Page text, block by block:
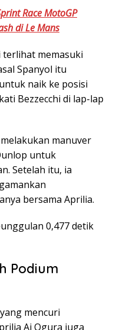
Race MotoGP
di Le Mans
memasuki
Spanyol itu
naik ke posisi
Bezzecchi di lap-lap
manuver
untuk
Setelah itu, ia
bersama Aprilia.
0,477 detik
Podium
mencuri
Ai Ogura juga